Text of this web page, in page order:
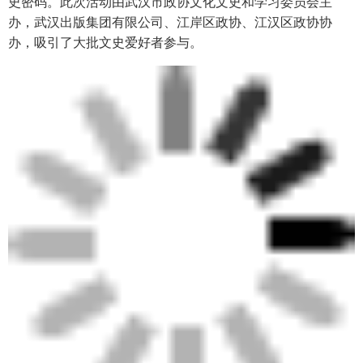
办，武汉出版集团有限公司、江岸区政协、江汉区政协协
办，吸引了大批文史爱好者参与。